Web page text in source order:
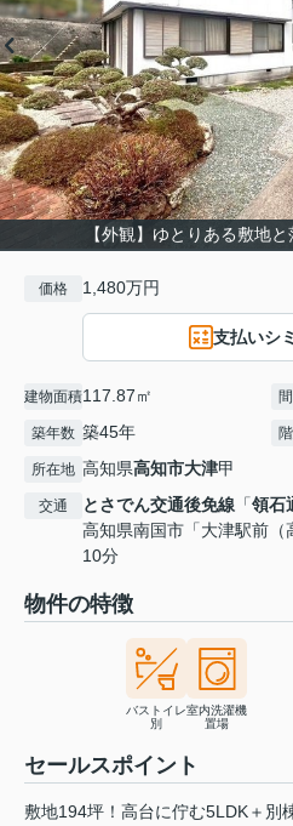
【外観】ゆとりある敷地
価格 1,480万円
支払いシ
建物面積117.87㎡
築年数 築45年
所在地 高知県高知市大津甲
交通 とさでん交通後免線 「領石
高知県南国市「大津駅前
10分
物件の特徴
バストイレ
別
室内洗濯機
置場
セールスポイント
敷地194坪！高台に佇む5LDK＋別